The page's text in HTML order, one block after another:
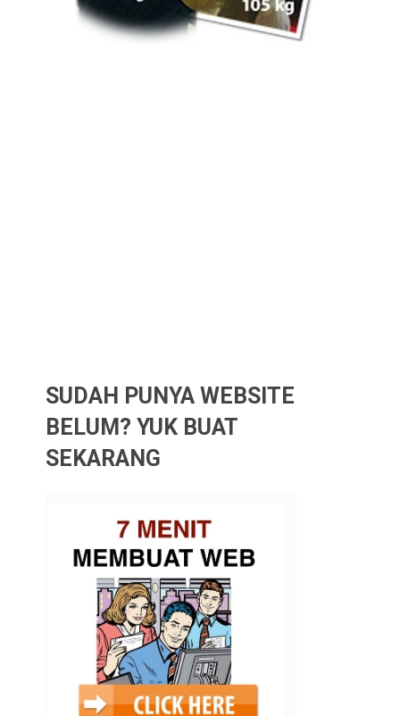
SUDAH PUNYA WEBSITE
BELUM? YUK BUAT
SEKARANG